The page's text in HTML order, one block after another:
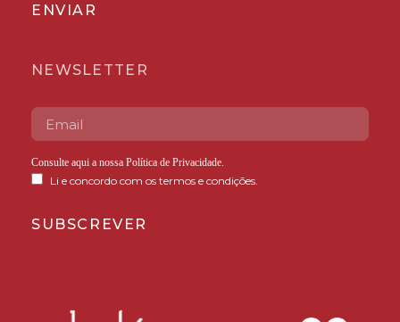
ENVIAR
NEWSLETTER
Consulte aqui a nossa Política de Privacidade.
Li e concordo com os termos e condições.